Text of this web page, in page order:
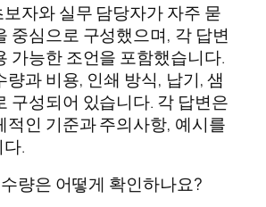
보자와 실무 담당자가 자주 묻
중심으로 구성했으며, 각 답변
가능한 조언을 포함했습니다.
량과 비용, 인쇄 방식, 납기, 샘
구성되어 있습니다. 각 답변은
적인 기준과 주의사항, 예시를
.
량은 어떻게 확인하나요?